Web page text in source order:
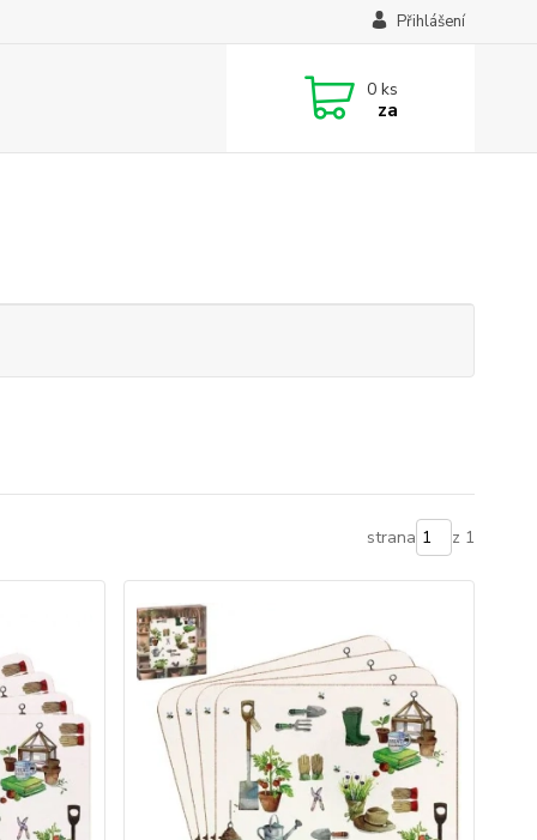
Přihlášení
0 ks
za
strana z 1